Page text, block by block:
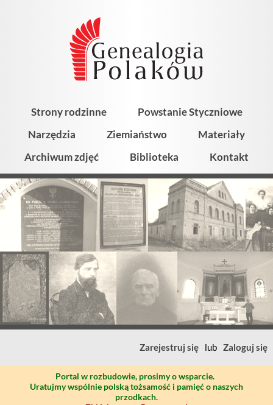
Strony rodzinne
Powstanie Styczniowe
Narzędzia
Ziemiaństwo
Materiały
Archiwum zdjęć
Biblioteka Kontakt
Zarejestruj się lub Zaloguj się
Portal w rozbudowie, prosimy o wsparcie.
Uratujmy wspólnie polską tożsamość i pamięć o naszych
przodkach.